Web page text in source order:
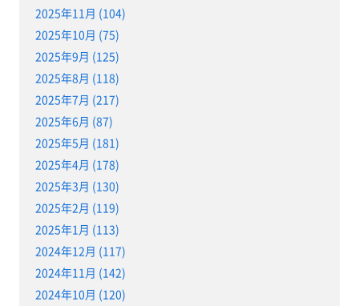
2025年11月 (104)
2025年10月 (75)
2025年9月 (125)
2025年8月 (118)
2025年7月 (217)
2025年6月 (87)
2025年5月 (181)
2025年4月 (178)
2025年3月 (130)
2025年2月 (119)
2025年1月 (113)
2024年12月 (117)
2024年11月 (142)
2024年10月 (120)